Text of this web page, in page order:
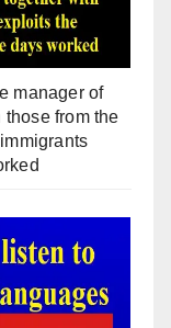
manager of
from the